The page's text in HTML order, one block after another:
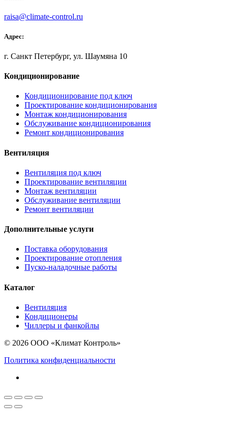
raisa@climate-control.ru
Адрес:
г. Санкт Петербург, ул. Шаумяна 10
Кондиционирование
Кондиционирование под ключ
Проектирование кондиционирования
Монтаж кондиционирования
Обслуживание кондиционирования
Ремонт кондиционирования
Вентиляция
Вентиляция под ключ
Проектирование вентиляции
Монтаж вентиляции
Обслуживание вентиляции
Ремонт вентиляции
Дополнительные услуги
Поставка оборудования
Проектирование отопления
Пуско-наладочные работы
Каталог
Вентиляция
Кондиционеры
Чиллеры и фанкойлы
© 2026 ООО «Климат Контроль»
Политика конфиденциальности